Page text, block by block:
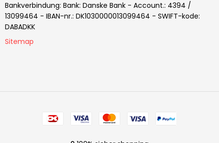
Bankverbindung: Bank: Danske Bank - Account.: 4394 /
13099464 - IBAN-nr.: DK1030000013099464 - SWIFT-kode:
DABADKK
Sitemap